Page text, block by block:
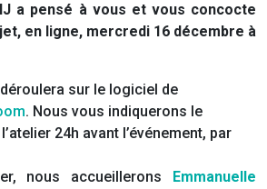
a pensé à vous et vous concocte
en ligne, mercredi 16 décembre à
sur le logiciel de
. Nous vous indiquerons le
24h avant l’événement, par
nous accueillerons
Emmanuelle